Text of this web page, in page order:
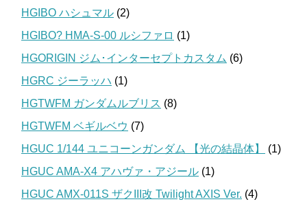
HGIBO ハシュマル (2)
HGIBO? HMA-S-00 ルシファロ (1)
HGORIGIN ジム･インターセプトカスタム (6)
HGRC ジーラッハ (1)
HGTWFM ガンダムルブリス (8)
HGTWFM ベギルベウ (7)
HGUC 1/144 ユニコーンガンダム 【光の結晶体】
(1)
HGUC AMA-X4 アハヴァ・アジール (1)
HGUC AMX-011S ザクIII改 Twilight AXIS Ver. (4)